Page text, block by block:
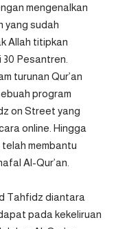
mengenalkan
yang sudah
Allah titipkan
30 Pesantren.
turunan Qur’an
program
on Street yang
online. Hingga
membantu
Al-Qur’an.
Tahfidz diantara
pada kekeliruan